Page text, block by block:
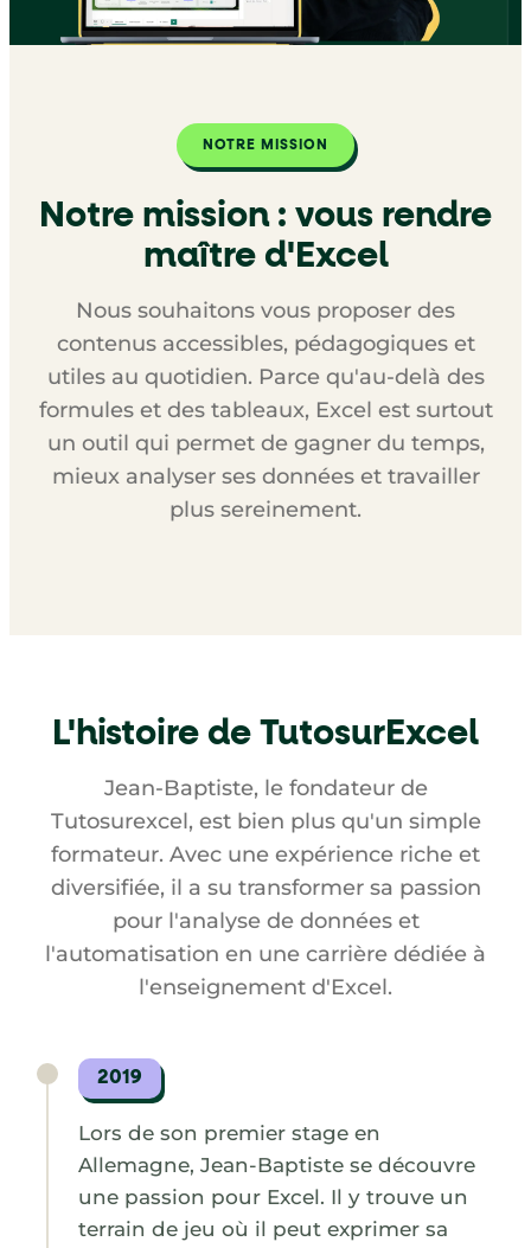
NOTRE MISSION
Notre mission : vous rendre
maître d'Excel
Nous souhaitons vous proposer des
contenus accessibles, pédagogiques et
utiles au quotidien. Parce qu'au-delà des
formules et des tableaux, Excel est surtout
un outil qui permet de gagner du temps,
mieux analyser ses données et travailler
plus sereinement.
L'histoire de TutosurExcel
Jean-Baptiste, le fondateur de
Tutosurexcel, est bien plus qu'un simple
formateur. Avec une expérience riche et
diversifiée, il a su transformer sa passion
pour l'analyse de données et
l'automatisation en une carrière dédiée à
l'enseignement d'Excel.
2019
Lors de son premier stage en
Allemagne, Jean-Baptiste se découvre
une passion pour Excel. Il y trouve un
terrain de jeu où il peut exprimer sa